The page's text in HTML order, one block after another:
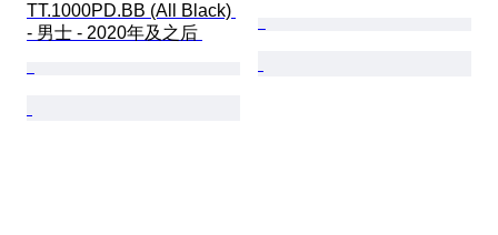
TT.1000PD.BB (All Black)
- 男士 - 2020年及之后